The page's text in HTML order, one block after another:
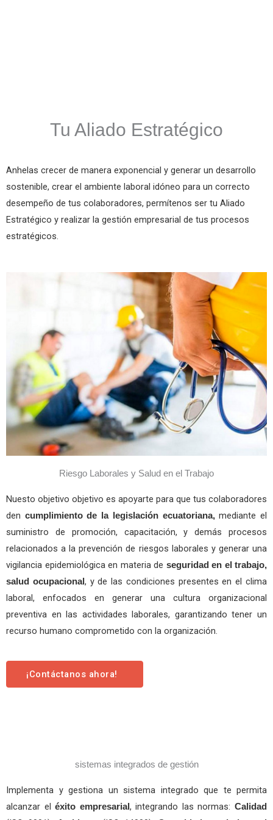
Tu Aliado Estratégico
Anhelas crecer de manera exponencial y generar un desarrollo
sostenible, crear el ambiente laboral idóneo para un correcto
desempeño de tus colaboradores, permítenos ser tu Aliado
Estratégico y realizar la gestión empresarial de tus procesos
estratégicos.
Riesgo Laborales y Salud en el Trabajo
Nuesto objetivo objetivo es apoyarte para que tus colaboradores
den cumplimiento de la legislación ecuatoriana,mediante el
suministro de promoción, capacitación, y demás procesos
relacionados a la prevención de riesgos laborales y generar una
vigilancia epidemiológica en materia de seguridad en el trabajo,
salud ocupacional, y de las condiciones presentes en el clima
laboral, enfocados en generar una cultura organizacional
preventiva en las actividades laborales, garantizando tener un
recurso humano comprometido con la organización.
¡Contáctanos ahora!
sistemas integrados de gestión
Implementa y gestiona un sistema integrado que te permita
alcanzar eléxito empresarial, integrando las normas:Calidad